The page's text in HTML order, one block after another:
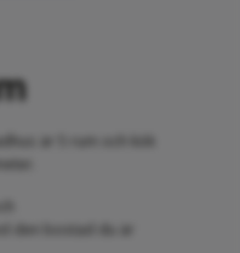
är 5 rum och kök
den bostad du är